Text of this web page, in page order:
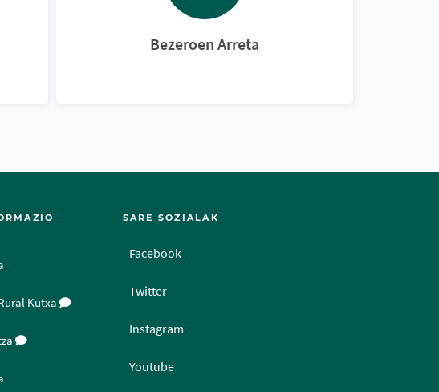
Bezeroen Arreta
Kutxa
SARE SOZIALAK
Facebook
Twitter
Instagram
Youtube